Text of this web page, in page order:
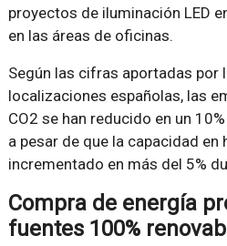
proyectos de iluminación LED
en las áreas de oficinas.
Según las cifras aportadas por
localizaciones españolas, las
CO2 se han reducido en un
a pesar de que la capacidad en
incrementado en más del 5%
Compra de energía
fuentes 100%